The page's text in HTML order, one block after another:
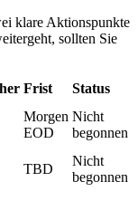
klare Aktionspunkte
sollten Sie
Frist
Status
Morgen
EOD
Nicht
begonnen
TBD
Nicht
begonnen